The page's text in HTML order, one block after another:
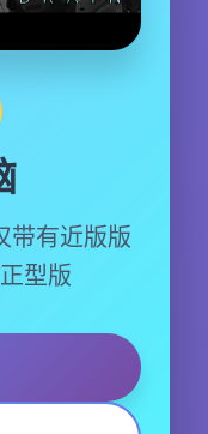
带有近版版
型版